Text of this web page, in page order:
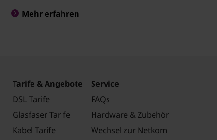
Mehr erfahren
Tarife & Angebote
DSL Tarife
Glasfaser Tarife
Kabel Tarife
Service
FAQs
Hardware & Zubehör
Wechsel zur Netkom